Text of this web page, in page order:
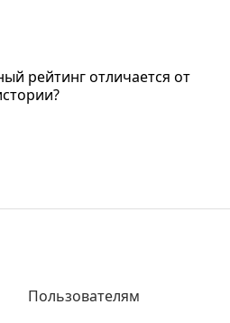
рейтинг отличается от
Пользователям